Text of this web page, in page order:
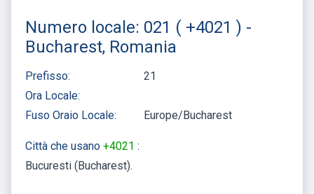
Numero locale: 021 ( +4021 ) -
Bucharest, Romania
Prefisso:
21
Ora Locale:
Fuso Oraio Locale:
Europe/Bucharest
Città che usano +4021 :
Bucuresti (Bucharest)